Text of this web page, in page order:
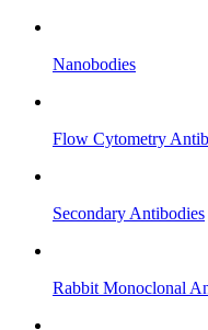
Nanobodies
Flow Cytometry
Secondary Antibodies
Rabbit Monoclonal